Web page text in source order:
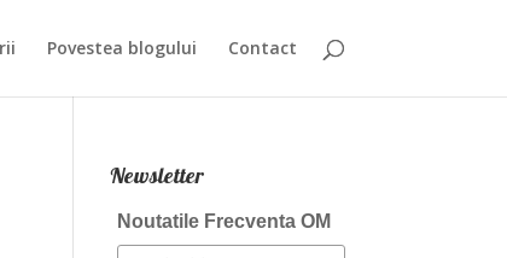
Povestea blogului Contact
Newsletter
Noutatile Frecventa OM